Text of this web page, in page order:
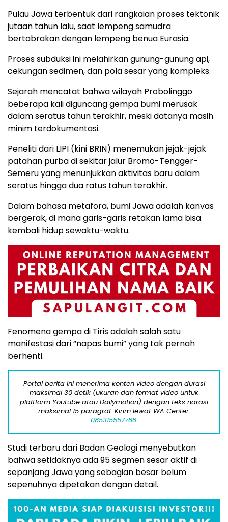
Pulau Jawa terbentuk dari rangkaian proses tektonik
jutaan tahun lalu, saat lempeng samudra
bertabrakan dengan lempeng benua Eurasia.
Proses subduksi ini melahirkan gunung-gunung api,
cekungan sedimen, dan pola sesar yang kompleks.
Sejarah mencatat bahwa wilayah Probolinggo
beberapa kali diguncang gempa bumi merusak
dalam seratus tahun terakhir, meski datanya masih
minim terdokumentasi.
Peneliti dari LIPI (kini BRIN) menemukan jejak-jejak
patahan purba di sekitar jalur Bromo-Tengger-
Semeru yang menunjukkan aktivitas baru dalam
seratus hingga dua ratus tahun terakhir.
Dalam bahasa metafora, bumi Jawa adalah kanvas
bergerak, di mana garis-garis retakan lama bisa
kembali hidup sewaktu-waktu.
Fenomena gempa di Tiris adalah salah satu
manifestasi dari “napas bumi” yang tak pernah
berhenti.
Portal berita ini menerima konten video dengan durasi
maksimal 30 detik (ukuran dan format video untuk
plaftform Youtube atau Dailymotion) dengan teks narasi
maksimal 15 paragraf. Kirim lewat WA Center:
085315557788.
Studi terbaru dari Badan Geologi menyebutkan
bahwa setidaknya ada 95 segmen sesar aktif di
sepanjang Jawa yang sebagian besar belum
sepenuhnya dipetakan dengan detail.